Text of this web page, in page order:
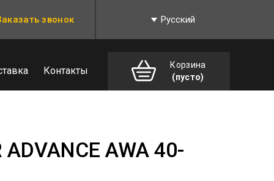
звонок Русский
Контакты
Корзина
(пусто)
AWA 40-